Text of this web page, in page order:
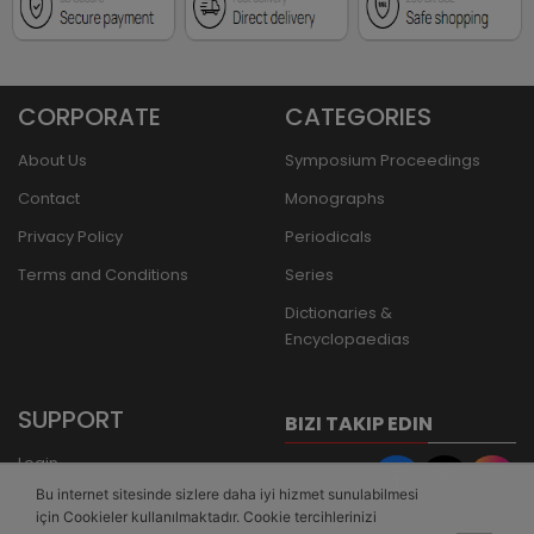
CORPORATE
About Us
Contact
Privacy Policy
Terms and Conditions
CATEGORIES
Symposium Proceedings
Monographs
Periodicals
Series
Dictionaries &
Encyclopaedias
SUPPORT
Login
Register
BIZI TAKIP EDIN
Bu internet sitesinde sizlere daha iyi hizmet sunulabilmesi
için Cookieler kullanılmaktadır. Cookie tercihlerinizi